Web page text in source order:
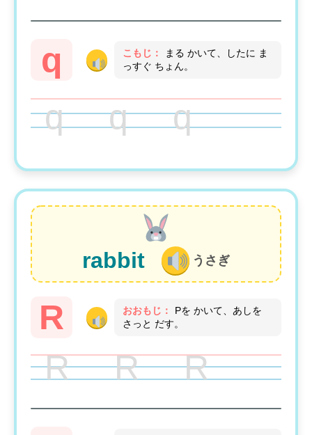
q こもじ：
まる かいて、したに ま
っすぐ ちょん。
q q q
rabbit うさぎ
R おおもじ：
Pを かいて、あしを
さっと だす。
R R R